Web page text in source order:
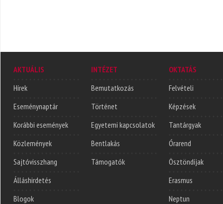
AKTUÁLIS
Hírek
Eseménynaptár
Korábbi események
Közlemények
Sajtóvisszhang
Álláshirdetés
Blogok
INTÉZET
Bemutatkozás
Történet
Egyetemi kapcsolatok
Bentlakás
Támogatók
OKTATÁS
Felvételi
Képzések
Tantárgyak
Órarend
Ösztöndíjak
Erasmus
Neptun